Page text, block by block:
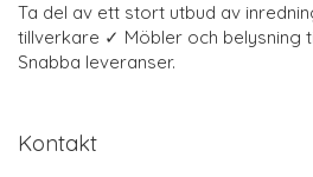
Ta del av ett stort utbud av
tillverkare ✓ Möbler och belysning
Snabba leveranser.
Kontakt